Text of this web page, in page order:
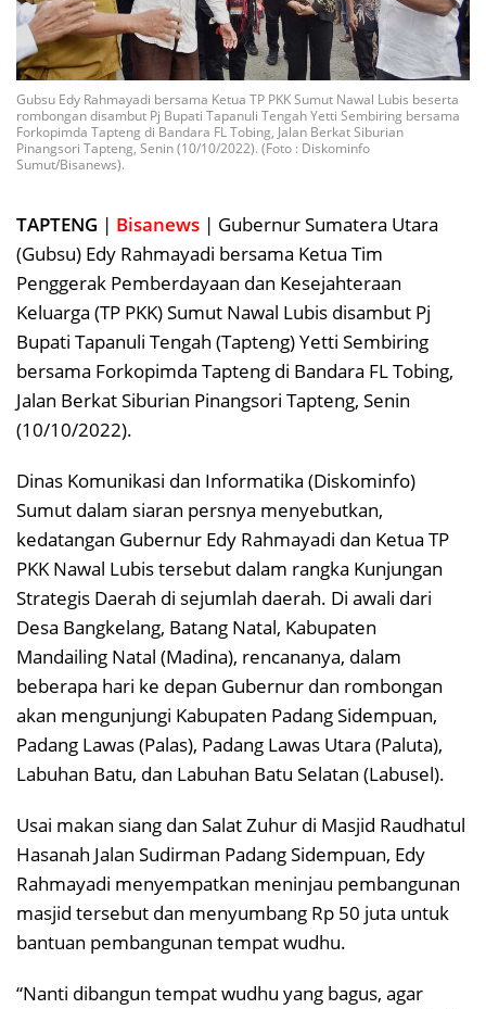
Gubsu Edy Rahmayadi bersama Ketua TP PKK Sumut Nawal Lubis beserta
rombongan disambut Pj Bupati Tapanuli Tengah Yetti Sembiring bersama
Forkopimda Tapteng di Bandara FL Tobing, Jalan Berkat Siburian
Pinangsori Tapteng, Senin (10/10/2022). (Foto : Diskominfo
Sumut/Bisanews).
TAPTENG | Bisanews | Gubernur Sumatera Utara
(Gubsu) Edy Rahmayadi bersama Ketua Tim
Penggerak Pemberdayaan dan Kesejahteraan
Keluarga (TP PKK) Sumut Nawal Lubis disambut Pj
Bupati Tapanuli Tengah (Tapteng) Yetti Sembiring
bersama Forkopimda Tapteng di Bandara FL Tobing,
Jalan Berkat Siburian Pinangsori Tapteng, Senin
(10/10/2022).
Dinas Komunikasi dan Informatika (Diskominfo)
Sumut dalam siaran persnya menyebutkan,
kedatangan Gubernur Edy Rahmayadi dan Ketua TP
PKK Nawal Lubis tersebut dalam rangka Kunjungan
Strategis Daerah di sejumlah daerah. Di awali dari
Desa Bangkelang, Batang Natal, Kabupaten
Mandailing Natal (Madina), rencananya, dalam
beberapa hari ke depan Gubernur dan rombongan
akan mengunjungi Kabupaten Padang Sidempuan,
Padang Lawas (Palas), Padang Lawas Utara (Paluta),
Labuhan Batu, dan Labuhan Batu Selatan (Labusel).
Usai makan siang dan Salat Zuhur di Masjid Raudhatul
Hasanah Jalan Sudirman Padang Sidempuan, Edy
Rahmayadi menyempatkan meninjau pembangunan
masjid tersebut dan menyumbang Rp 50 juta untuk
bantuan pembangunan tempat wudhu.
“Nanti dibangun tempat wudhu yang bagus, agar